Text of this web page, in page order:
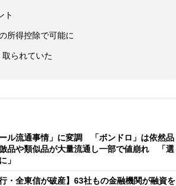
ト
所得控除で可能に
られていた
ル流通事情」に変調 「ボンドロ」は依然品
品や類似品が大量流通し一部で値崩れ 「選
」
・全東信が破産】63社もの金融機関が融資を